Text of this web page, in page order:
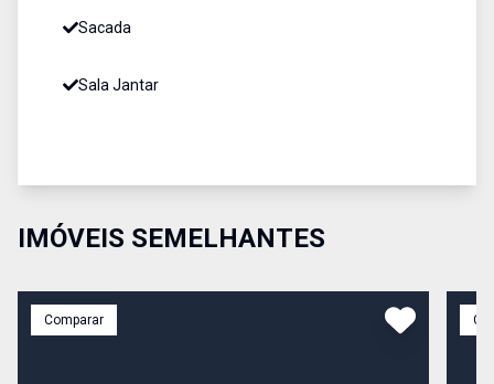
Sacada
Sala Jantar
IMÓVEIS SEMELHANTES
Comparar